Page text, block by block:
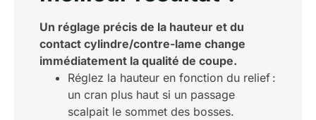
Un réglage précis de la hauteur et du
contact cylindre/contre-lame change
immédiatement la qualité de coupe.
Réglez la hauteur en fonction du relief :
un cran plus haut si un passage
scalpait le sommet des bosses.